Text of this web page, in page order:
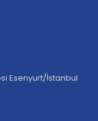
Esenyurt/İstanbul